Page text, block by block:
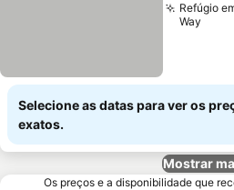
Refúgio
Way
Selecione as datas para ver os
exatos.
Mostrar
Os preços e a disponibilidade que